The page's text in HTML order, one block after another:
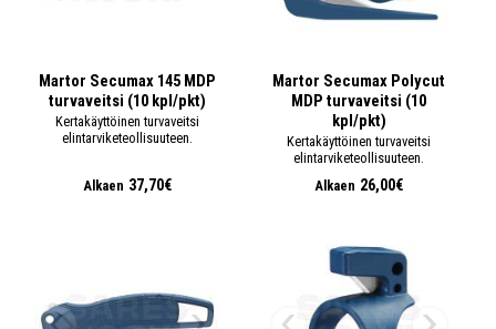
Martor Secumax 145 MDP
turvaveitsi (10 kpl/pkt)
Kertakäyttöinen turvaveitsi
elintarviketeollisuuteen.
Alkaen 37,70€
Martor Secumax Polycut
MDP turvaveitsi (10
kpl/pkt)
Kertakäyttöinen turvaveitsi
elintarviketeollisuuteen.
Alkaen 26,00€